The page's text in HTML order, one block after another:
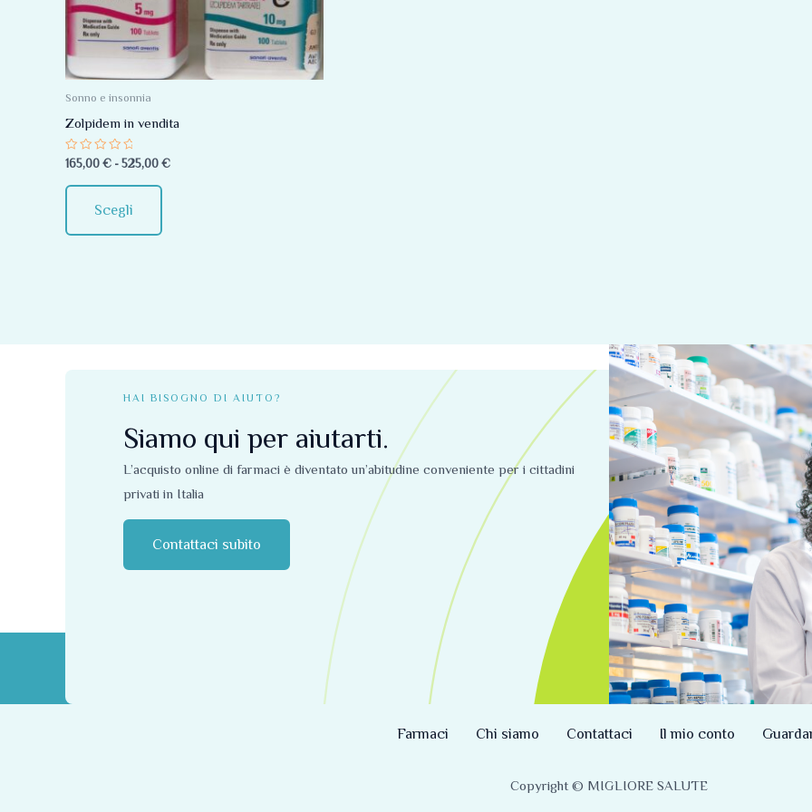
Sonno e insonnia
Zolpidem in vendita
Valutato
0
su
5
165,00 € - 525,00 €
Scegli
Le
opzioni
possono
scelte
pagina
del
HAI BISOGNO DI AIUTO?
Siamo qui per aiutarti.
L’acquisto online di farmaci è diventato un’abitudine conveniente per i cittadini
privati ​​in Italia
Contattaci subito
Farmaci Chi siamo Contattaci Il mio conto
Copyright © MIGLIORE SALUTE